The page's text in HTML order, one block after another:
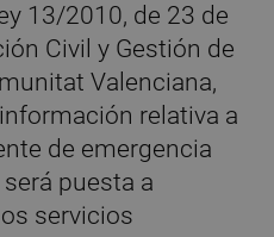
13/2010, de 23 de
Civil y Gestión de
Valenciana,
relativa a
de emergencia
puesta a
servicios